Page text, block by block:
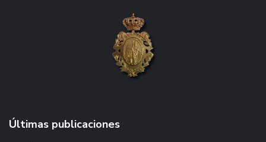
Últimas publicaciones